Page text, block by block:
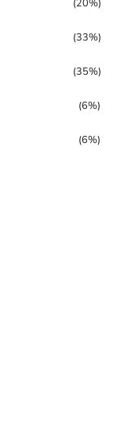
(20%)
(33%)
(35%)
(6%)
(6%)